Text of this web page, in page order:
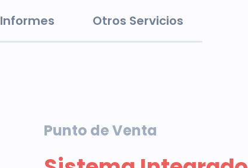
Informes Otros Servicios
Punto de Venta